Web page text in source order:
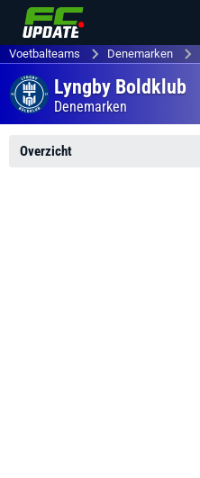
Voetbalteams Denemarken
Lyngby Boldklub
Denemarken
Overzicht